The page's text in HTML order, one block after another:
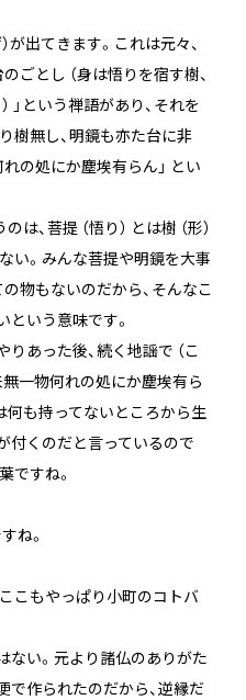
が出てきます。これは元々、
ごとし （身は悟りを宿す樹、
」という禅語があり、それを
樹無し、明鏡も亦た台に非
れの処にか塵埃有らん」 とい
、菩提 （悟り） とは樹 （形）
い。みんな菩提や明鏡を大事
物もないのだから、そんなこ
という意味です。
あった後、続く地謡で （こ
無一物何れの処にか塵埃有ら
何も持ってないところから生
付くのだと言っているので
ですね。
ね。
こもやっぱり小町のコトバ
ない。元より諸仏のありがた
で作られたのだから、逆縁だ